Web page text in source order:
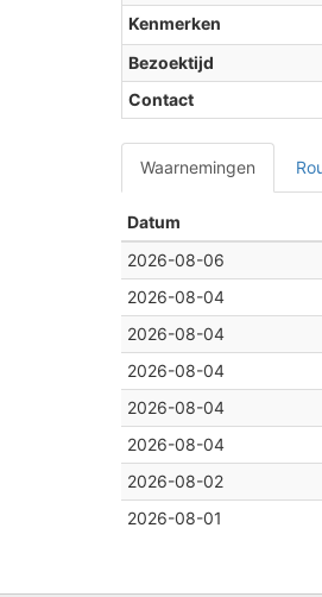
Kenmerken
Bezoektijd
Contact
Waarnemingen
Datum
2026-08-06
2026-08-04
2026-08-04
2026-08-04
2026-08-04
2026-08-04
2026-08-02
2026-08-01